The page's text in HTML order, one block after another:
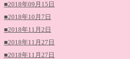
■2018年09月15日
■2018年10月7日
■2018年11月2日
■2018年11月27日
■2018年11月27日